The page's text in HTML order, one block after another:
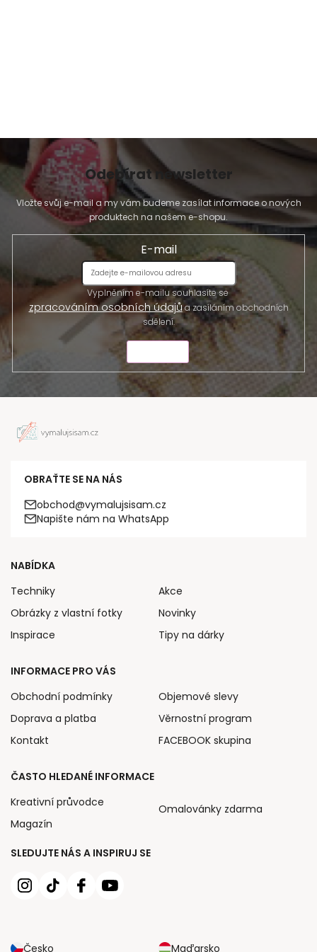
u
Odebírat newsletter
Vložte svůj e-mail a my vám budeme zasílat informace o nových
produktech na našem e-shopu.
E-mail
Vyplněním e-mailu souhlasíte se
zpracováním osobních údajůa zasíláním obchodních
sdělení.
OBRAŤTE SE NA NÁS
obchod@vymalujsisam.cz
Napište nám na WhatsApp
SLEDUJTE NÁS A INSPIRUJ SE
Česko Maďarsko
NABÍDKA
Techniky
Obrázky z vlastní fotky
Inspirace
Akce
Novinky
Tipy na dárky
INFORMACE PRO VÁS
Obchodní podmínky
Doprava a platba
Kontakt
Objemové slevy
Věrnostní program
FACEBOOK skupina
ČASTO HLEDANÉ INFORMACE
Kreativní průvodce
Magazín
Omalovánky zdarma